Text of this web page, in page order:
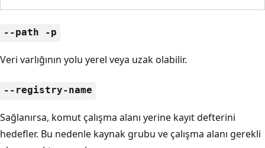
--path -p
Veri varlığının yolu yerel veya uzak olabilir.
--registry-name
Sağlanırsa, komut çalışma alanı yerine kayıt defterini
hedefler. Bu nedenle kaynak grubu ve çalışma alanı gerekli